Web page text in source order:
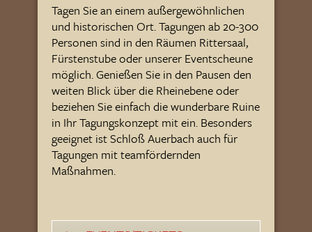
Tagen Sie an einem außergewöhnlichen
und historischen Ort. Tagungen ab 20-300
Personen sind in den Räumen Rittersaal,
Fürstenstube oder unserer Eventscheune
möglich. Genießen Sie in den Pausen den
weiten Blick über die Rheinebene oder
beziehen Sie einfach die wunderbare Ruine
in Ihr Tagungskonzept mit ein. Besonders
geeignet ist Schloß Auerbach auch für
Tagungen mit teamfördernden
Maßnahmen.